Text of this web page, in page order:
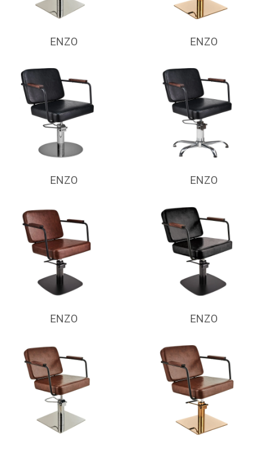
ENZO ENZO
ENZO ENZO
ENZO ENZO